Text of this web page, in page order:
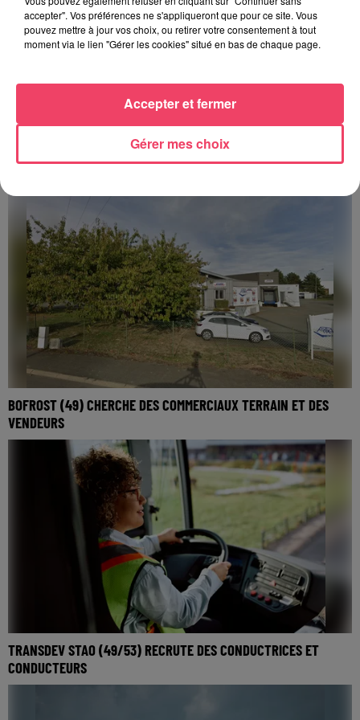
Postes en CDI
BOFROST (49) CHERCHE DES COMMERCIAUX TERRAIN ET DES
VENDEURS
Débutants acceptés
TRANSDEV STAO (49/53) RECRUTE DES CONDUCTRICES ET
CONDUCTEURS
Devenez conductrice/conducteur en Maine et Loire ou
accepter". Vos préférences ne s'appliqueront que pour ce site. Vous
pouvez mettre à jour vos choix, ou retirer votre consentement à tout
moment via le lien "Gérer les cookies" situé en bas de chaque page.
Gérer mes choix
Accepter et fermer